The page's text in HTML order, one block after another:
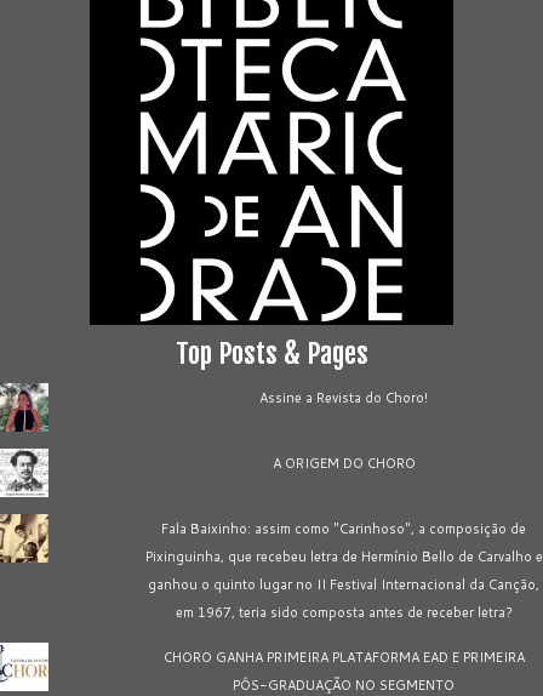
Top Posts & Pages
Assine a Revista do Choro!
A ORIGEM DO CHORO
Fala Baixinho: assim como "Carinhoso", a composição de
Pixinguinha, que recebeu letra de Hermínio Bello de Carvalho e
ganhou o quinto lugar no II Festival Internacional da Canção,
em 1967, teria sido composta antes de receber letra?
CHORO GANHA PRIMEIRA PLATAFORMA EAD E PRIMEIRA
PÓS-GRADUAÇÃO NO SEGMENTO